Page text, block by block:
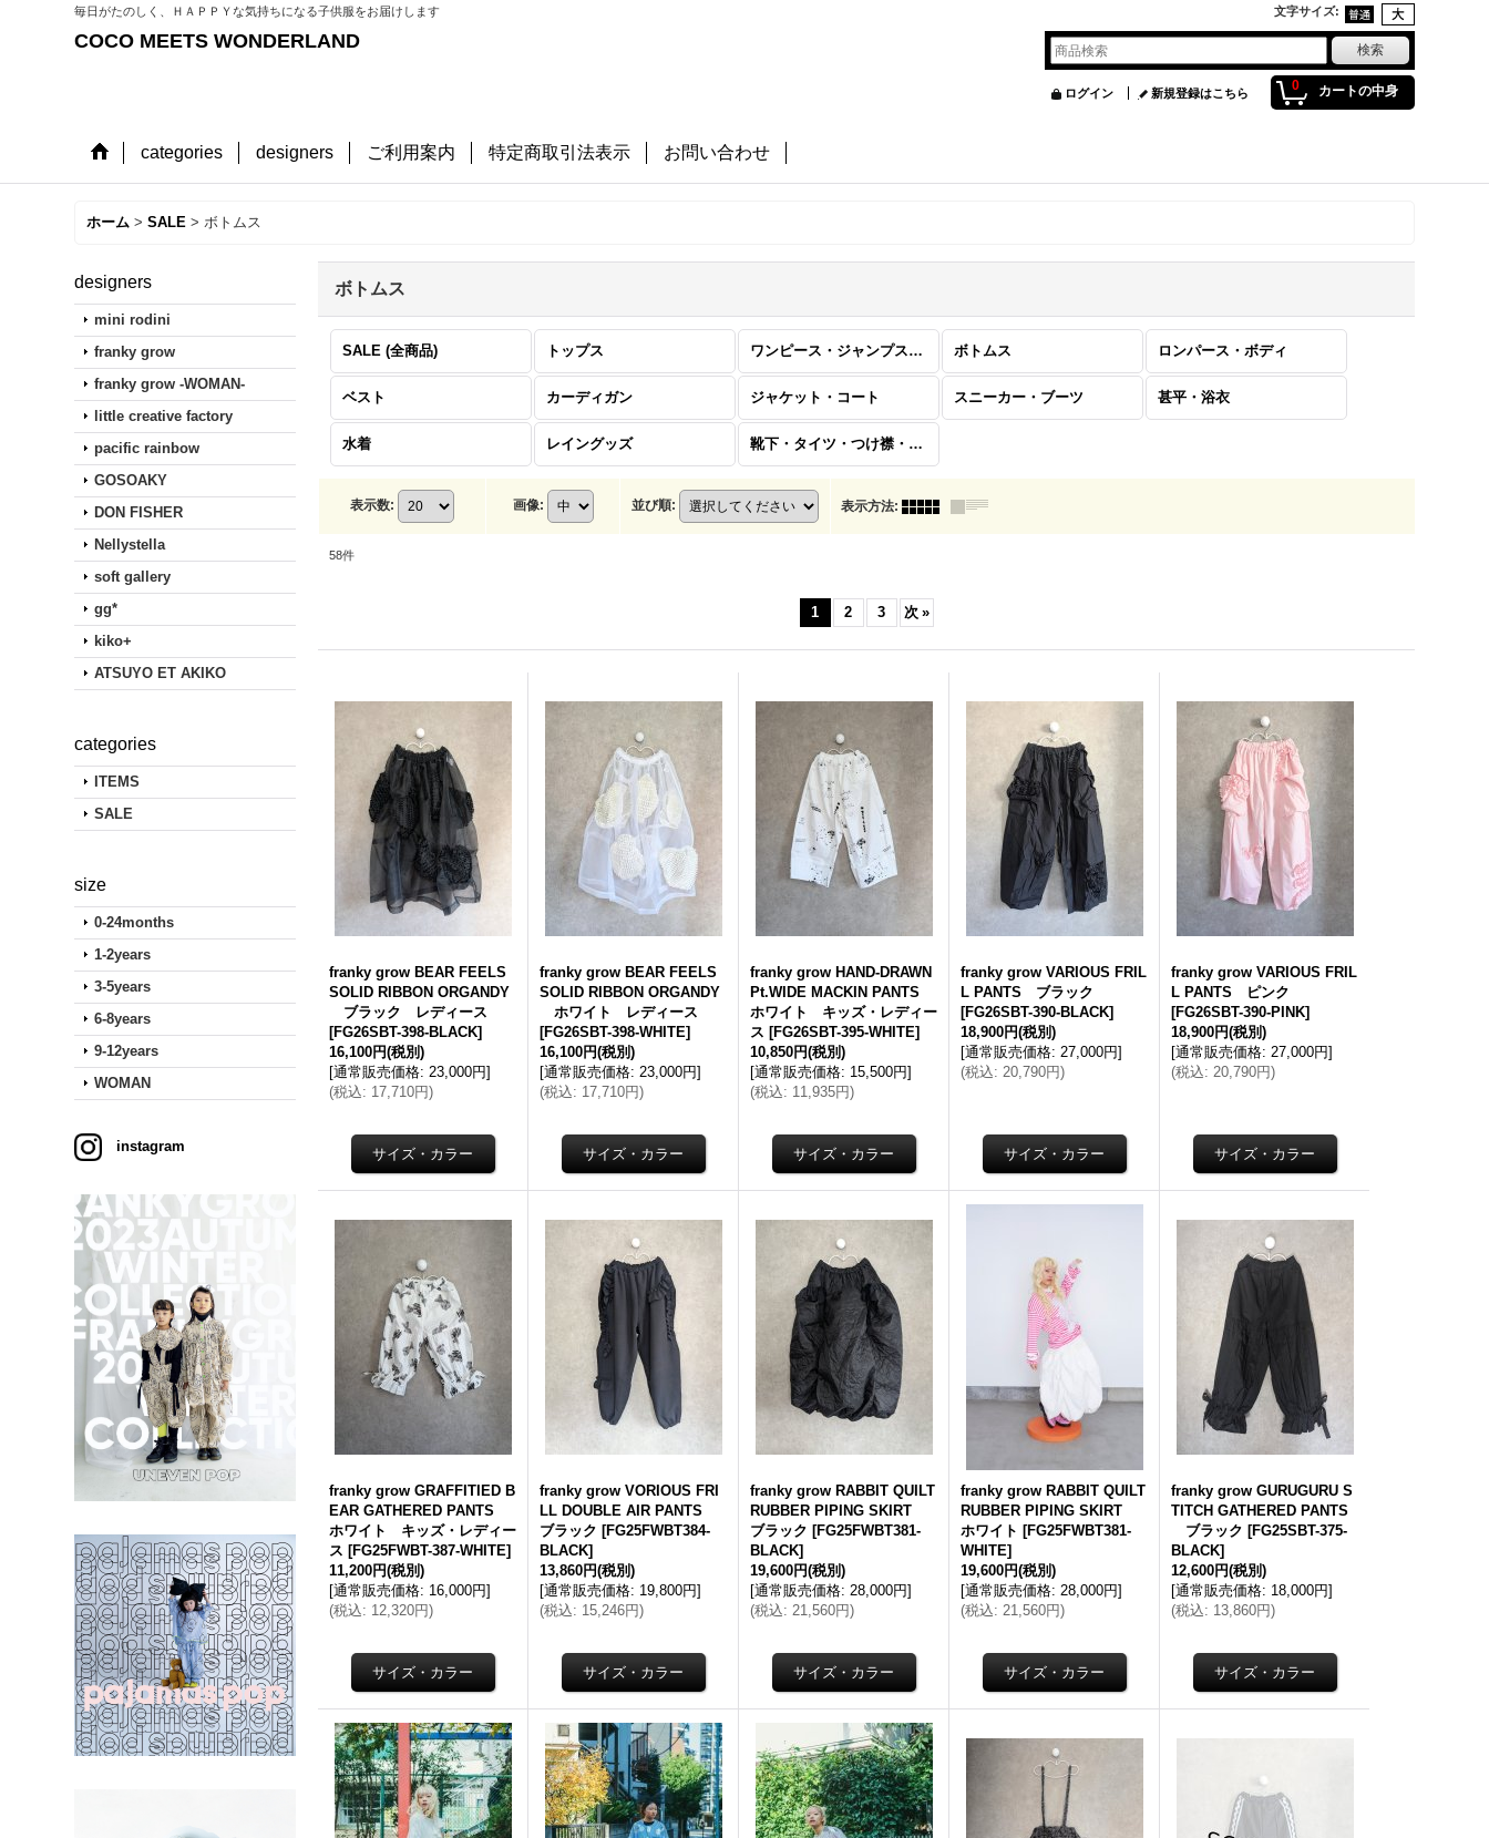
毎日がたのしく、ＨＡＰＰＹな気持ちになる子供服をお届けします 文字サイズ:
COCO MEETS WONDERLAND
0 カートの中身
ログイン 新規登録はこちら
categories designers ご利用案内 特定商取引法表示 お問い合わせ
ホーム > SALE > ボトムス
designers
mini rodini
franky grow
franky grow -WOMAN-
little creative factory
pacific rainbow
GOSOAKY
DON FISHER
Nellystella
soft gallery
gg*
kiko+
ATSUYO ET AKIKO
categories
ITEMS
SALE
size
0-24months
1-2years
3-5years
6-8years
9-12years
WOMAN
instagram
ボトムス
SALE (全商品) トップス ワンピース・ジャンプスーツ ボトムス ロンパース・ボディ
ベスト カーディガン ジャケット・コート スニーカー・ブーツ 甚平・浴衣
水着 レイングッズ 靴下・タイツ・つけ襟・帽子・バッグ・雑貨
表示数: 画像: 並び順: 表示方法:
58件
1 2 3 次 »
franky grow BEAR FEELS
SOLID RIBBON ORGANDY
ブラック レディース
[FG26SBT-398-BLACK]
16,100円(税別)
[通常販売価格: 23,000円]
(税込: 17,710円)
franky grow BEAR FEELS
SOLID RIBBON ORGANDY
ホワイト レディース
[FG26SBT-398-WHITE]
16,100円(税別)
[通常販売価格: 23,000円]
(税込: 17,710円)
franky grow HAND-DRAWN
Pt.WIDE MACKIN PANTS
ホワイト キッズ・レディー
ス [FG26SBT-395-WHITE]
10,850円(税別)
[通常販売価格: 15,500円]
(税込: 11,935円)
franky grow VARIOUS FRIL
L PANTS ブラック
[FG26SBT-390-BLACK]
18,900円(税別)
[通常販売価格: 27,000円]
(税込: 20,790円)
franky grow VARIOUS FRIL
L PANTS ピンク
[FG26SBT-390-PINK]
18,900円(税別)
[通常販売価格: 27,000円]
(税込: 20,790円)
franky grow GRAFFITIED B
EAR GATHERED PANTS
ホワイト キッズ・レディー
ス [FG25FWBT-387-WHITE]
11,200円(税別)
[通常販売価格: 16,000円]
(税込: 12,320円)
franky grow VORIOUS FRI
LL DOUBLE AIR PANTS
ブラック [FG25FWBT384-
BLACK]
13,860円(税別)
[通常販売価格: 19,800円]
(税込: 15,246円)
franky grow RABBIT QUILT
RUBBER PIPING SKIRT
ブラック [FG25FWBT381-
BLACK]
19,600円(税別)
[通常販売価格: 28,000円]
(税込: 21,560円)
franky grow RABBIT QUILT
RUBBER PIPING SKIRT
ホワイト [FG25FWBT381-
WHITE]
19,600円(税別)
[通常販売価格: 28,000円]
(税込: 21,560円)
franky grow GURUGURU S
TITCH GATHERED PANTS
ブラック [FG25SBT-375-
BLACK]
12,600円(税別)
[通常販売価格: 18,000円]
(税込: 13,860円)